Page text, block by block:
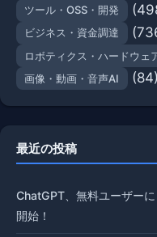
ツール・OSS・開発
ビジネス・資金調達
ロボティクス・ハードウェ
画像・動画・音声AI (84)
最近の投稿
ChatGPT、無料ユーザー
開始！